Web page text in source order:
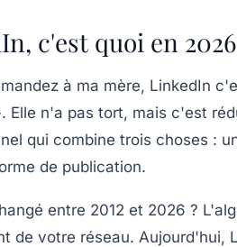
c'est quoi en
à ma mère, LinkedIn
Elle n'a pas tort, mais c'est
qui combine trois choses :
de publication.
entre 2012 et 2026 ?
de votre réseau. Aujourd'hui,